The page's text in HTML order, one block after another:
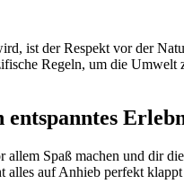
ist der Respekt vor der
Regeln, um die
allem Spaß machen und dir
alles auf Anhieb perfekt